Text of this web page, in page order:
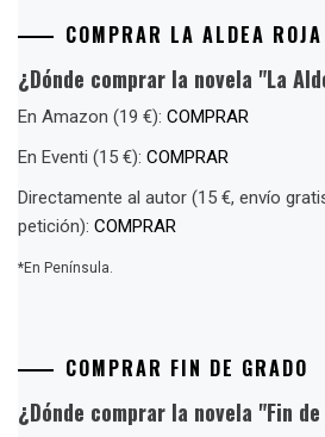
COMPRAR LA ALDEA ROJA
¿Dónde comprar la novela "La
En Amazon (19 €): COMPRAR
En Eventi (15 €): COMPRAR
Directamente al autor (15 €, envío
petición): COMPRAR
*En Península.
COMPRAR FIN DE GRADO
¿Dónde comprar la novela "Fin